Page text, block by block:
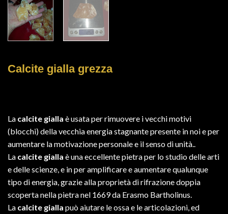
Calcite gialla grezza
originale
era:
5,00€.
attuale
è:
3,50€.
La calcite gialla è usata per rimuovere i vecchi motivi
(blocchi) della vecchia energia stagnante presente in noi e per
aumentare la motivazione personale e il senso di unità..
La calcite gialla è una eccellente pietra per lo studio delle arti
e delle scienze, e in per amplificare e aumentare qualunque
tipo di energia, grazie alla proprietà di rifrazione doppia
scoperta nella pietra nel 1669 da Erasmo Bartholinus.
La calcite gialla può aiutare le ossa e le articolazioni, ed